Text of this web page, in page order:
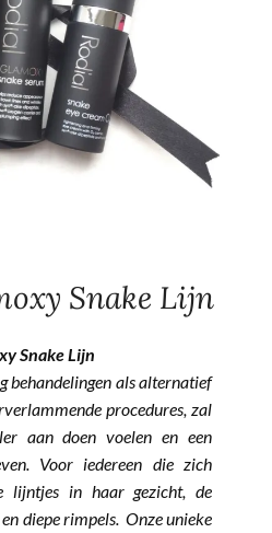
Snake Lijn
Snake Lijn
behandelingen als alternatief
procedures, zal
aan doen voelen en een
Voor iedereen die zich
lijntjes in haar gezicht, de
diepe rimpels. Onze unieke